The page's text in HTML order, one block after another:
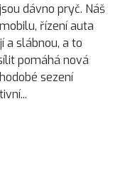
dávno pryč. Náš
řízení auta
a slábnou, a to
pomáhá nová
sezení